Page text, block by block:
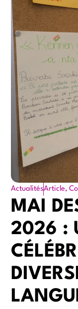
ActualitésArticle,
MAI
2026 :